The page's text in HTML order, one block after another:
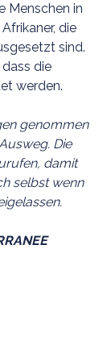
Menschen in
die
sind.
die
werden.
genommen
Die
damit
selbst wenn